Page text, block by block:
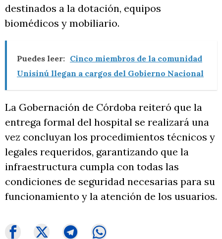
destinados a la dotación, equipos
biomédicos y mobiliario.
Puedes leer: Cinco miembros de la comunidad
Unisinú llegan a cargos del Gobierno Nacional
La Gobernación de Córdoba reiteró que la
entrega formal del hospital se realizará una
vez concluyan los procedimientos técnicos y
legales requeridos, garantizando que la
infraestructura cumpla con todas las
condiciones de seguridad necesarias para su
funcionamiento y la atención de los usuarios.